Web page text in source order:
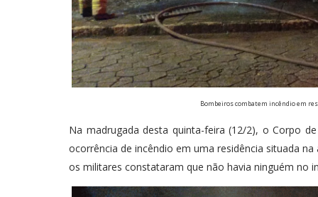
Bombeiros combatem incêndio em
Na madrugada desta quinta-feira (12/2), o Corpo
ocorrência de incêndio em uma residência situada
os militares constataram que não havia ninguém no